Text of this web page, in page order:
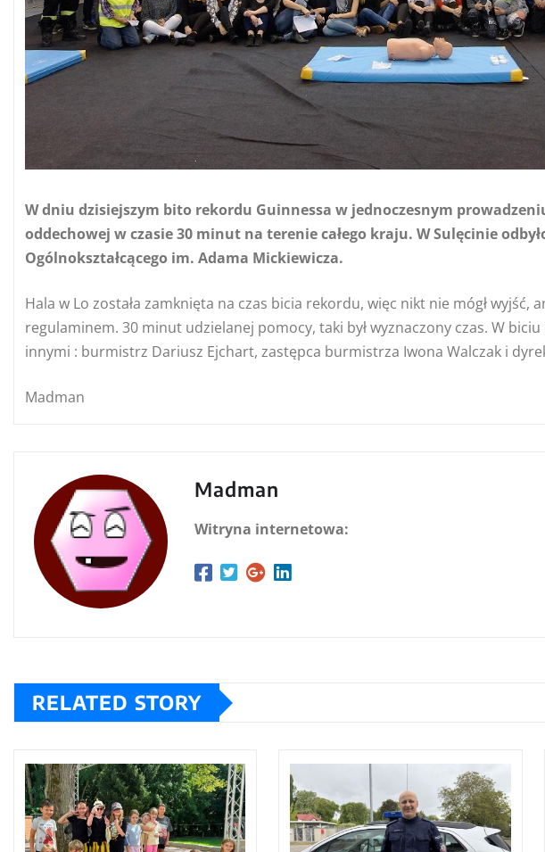
W dniu dzisiejszym bito rekordu Guinnessa w jednoczesnym
oddechowej w czasie 30 minut na terenie całego kraju. W Sulęcinie
Ogólnokształcącego im. Adama Mickiewicza.
Hala w Lo została zamknięta na czas bicia rekordu, więc nikt nie mógł wyjść,
regulaminem. 30 minut udzielanej pomocy, taki był wyznaczony czas. W
innymi : burmistrz Dariusz Ejchart, zastępca burmistrza Iwona Walczak i
Madman
Madman
Witryna internetowa:
RELATED STORY